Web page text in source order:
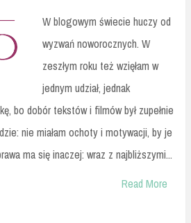
W blogowym świecie huczy od
wyzwań noworocznych. W
zeszłym roku też wzięłam w
jednym udział, jednak
bo dobór tekstów i filmów był zupełnie
nie miałam ochoty i motywacji, by je
ma się inaczej: wraz z najbliższymi...
Read More